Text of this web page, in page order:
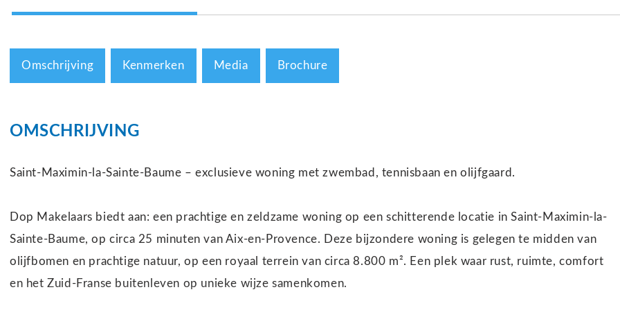
Omschrijving Kenmerken Media Brochure
OMSCHRIJVING
Saint-Maximin-la-Sainte-Baume – exclusieve woning met zwembad, tennisbaan en olijfgaard.
Dop Makelaars biedt aan: een prachtige en zeldzame woning op een schitterende locatie in Saint-Maximin-la-
Sainte-Baume, op circa 25 minuten van Aix-en-Provence. Deze bijzondere woning is gelegen te midden van
olijfbomen en prachtige natuur, op een royaal terrein van circa 8.800 m². Een plek waar rust, ruimte, comfort
en het Zuid-Franse buitenleven op unieke wijze samenkomen.